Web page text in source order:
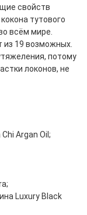
свойств
тутового
всём мире.
19 возможных.
потому
локонов, не
Argan Oil;
Luxury Black